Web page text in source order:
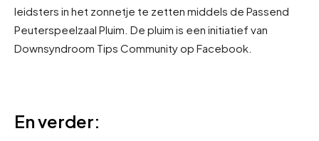
leidsters in het zonnetje te zetten middels de Passend
Peuterspeelzaal Pluim. De pluim is een initiatief van
Downsyndroom Tips Community op Facebook.
En verder: